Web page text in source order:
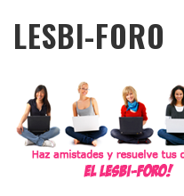
LESBI-FORO